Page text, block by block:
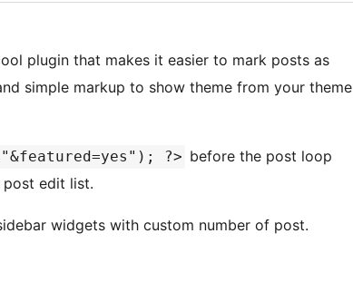
plugin that makes it easier to mark posts as
simple markup to show theme from your theme
?> before the post loop
edit list.
widgets with custom number of post.